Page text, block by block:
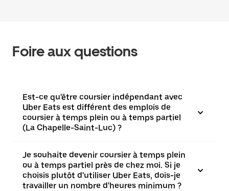
Foire aux questions
Est-ce qu'être coursier indépendant avec
Uber Eats est différent des emplois de
coursier à temps plein ou à temps partiel
(La Chapelle-Saint-Luc) ?
Je souhaite devenir coursier à temps plein
ou à temps partiel près de chez moi. Si je
choisis plutôt d'utiliser Uber Eats, dois-je
travailler un nombre d'heures minimum ?